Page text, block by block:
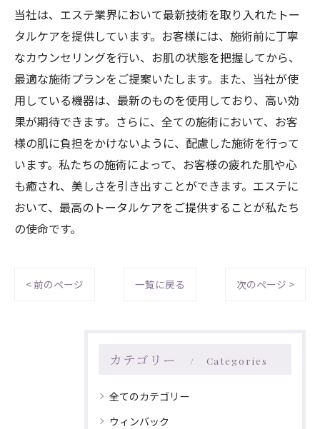
当社は、エステ業界において最新技術を取り入れたトー
タルケアを提供しています。お客様には、施術前に丁寧
なカウンセリングを行い、お肌の状態を把握してから、
最適な施術プランをご提案いたします。また、当社が使
用している機器は、最新のものを使用しており、高い効
果が期待できます。さらに、全ての施術において、お客
様の肌に負担をかけないように、配慮した施術を行って
います。私たちの施術によって、お客様の疲れた肌や心
も癒され、美しさを引き出すことができます。エステに
おいて、最高のトータルケアをご提供することが私たち
の使命です。
< 前のページ 一覧に戻る 次のページ >
カテゴリー Categories
全てのカテゴリー
ウィンバック